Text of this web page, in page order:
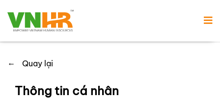
← Quay lại
Thông tin cá nhân